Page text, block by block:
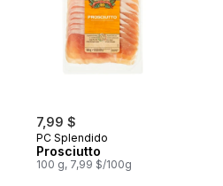
7,99 $
PC Splendido
Prosciutto
100 g, 7,99 $/100g